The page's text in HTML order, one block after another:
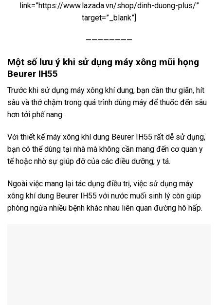
link=”https://www.lazada.vn/shop/dinh-duong-plus/”
target=”_blank”]
————————
Một số lưu ý khi sử dụng máy xông mũi họng
Beurer IH55
Trước khi sử dụng máy xông khí dung, bạn cần thư giãn, hít
sâu và thở chậm trong quá trình dùng máy để thuốc đến sâu
hơn tới phế nang.
Với thiết kế máy xông khí dung Beurer IH55 rất dễ sử dụng,
bạn có thể dùng tại nhà mà không cần mang đến cơ quan y
tế hoặc nhờ sự giúp đỡ của các điều dưỡng, y tá.
Ngoài việc mang lại tác dụng điều trị, việc sử dụng máy
xông khí dung Beurer IH55 với nước muối sinh lý còn giúp
phòng ngừa nhiều bệnh khác nhau liên quan đường hô hấp.